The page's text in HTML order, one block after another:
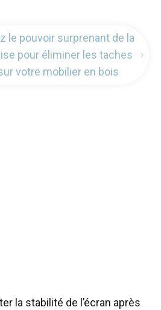
le pouvoir surprenant de la
pour éliminer les taches
votre mobilier en bois
la stabilité de l’écran après